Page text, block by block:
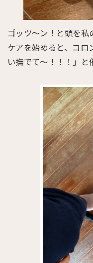
ゴッツ～ン！と頭を私
ケアを始めると、コロ
い撫でて～！！！」と